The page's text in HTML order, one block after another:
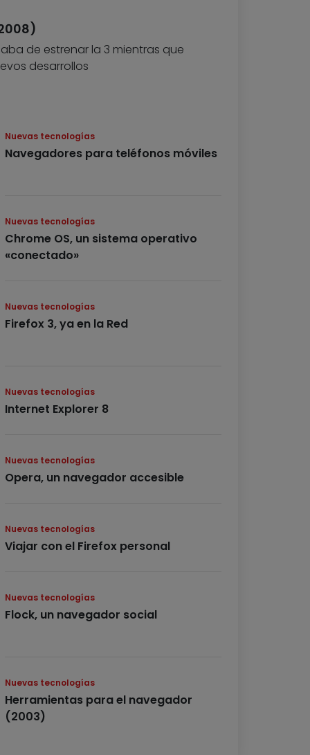
de estrenar la 3 mientras que
desarrollos
Nuevas tecnologías
Navegadores para teléfonos móviles
Nuevas tecnologías
Chrome OS, un sistema operativo
«conectado»
Nuevas tecnologías
Firefox 3, ya en la Red
Nuevas tecnologías
Internet Explorer 8
Nuevas tecnologías
Opera, un navegador accesible
Nuevas tecnologías
Viajar con el Firefox personal
Nuevas tecnologías
Flock, un navegador social
Nuevas tecnologías
Herramientas para el navegador
(2003)